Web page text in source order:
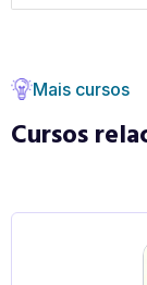
Mais cursos
Cursos